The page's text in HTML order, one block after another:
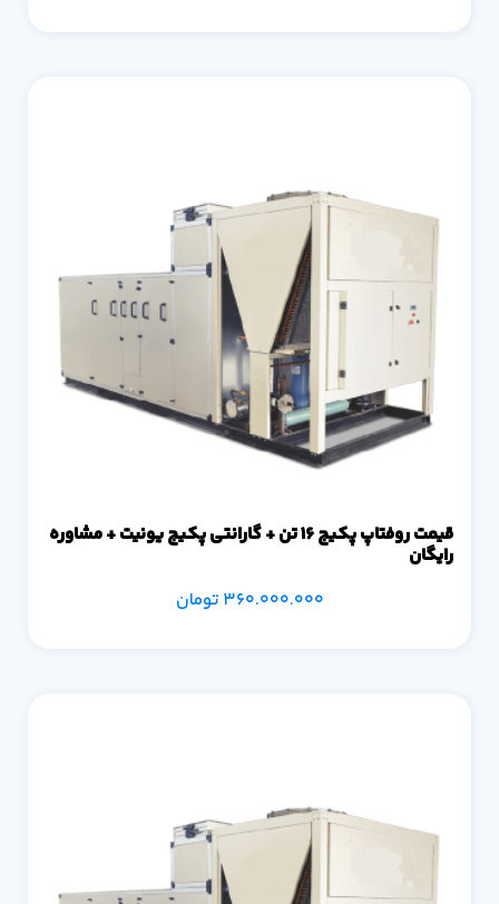
قیمت روفتاپ پکیج 16 تن + گارانتی پکیج یونیت + مشاوره
رایگان
360.000.000تومان